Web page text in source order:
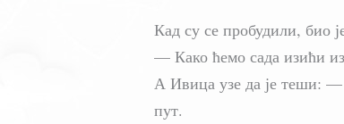
Кад су се пробудили, био
— Како ћемо сада изићи
А Ивица узе да је теши: —
пут.